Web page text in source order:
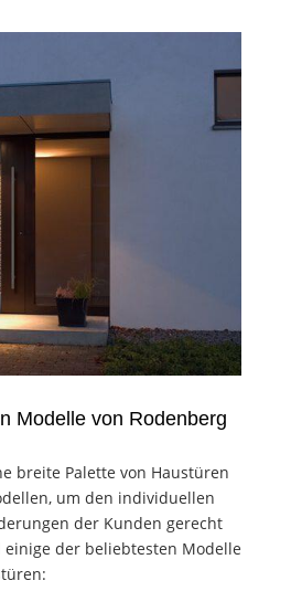
Modelle von Rodenberg
breite Palette von Haustüren
um den individuellen
der Kunden gerecht
der beliebtesten Modelle